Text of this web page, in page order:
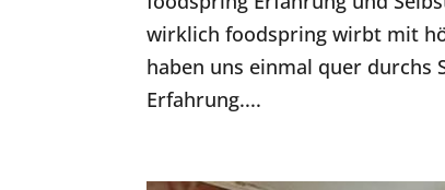
wirklich foodspring wirbt mit
haben uns einmal quer
Erfahrung....